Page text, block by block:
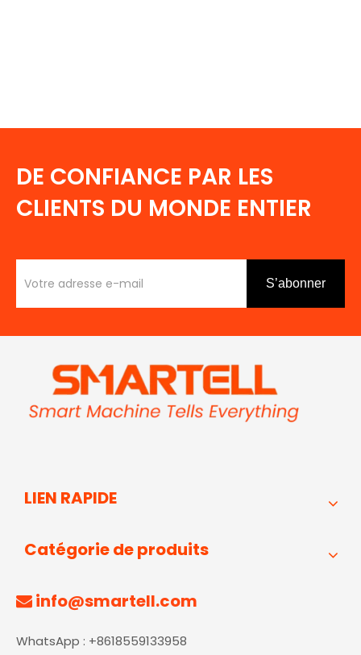
DE CONFIANCE PAR LES
CLIENTS DU MONDE ENTIER
S’abonner
LIEN RAPIDE
Catégorie de produits
 info@smartell.com
WhatsApp : +8618559133958